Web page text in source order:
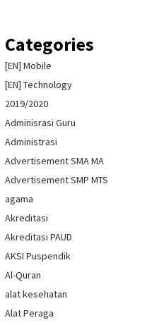
Categories
[EN] Mobile
[EN] Technology
2019/2020
Adminisrasi Guru
Administrasi
Advertisement SMA MA
Advertisement SMP MTS
agama
Akreditasi
Akreditasi PAUD
AKSI Puspendik
Al-Quran
alat kesehatan
Alat Peraga